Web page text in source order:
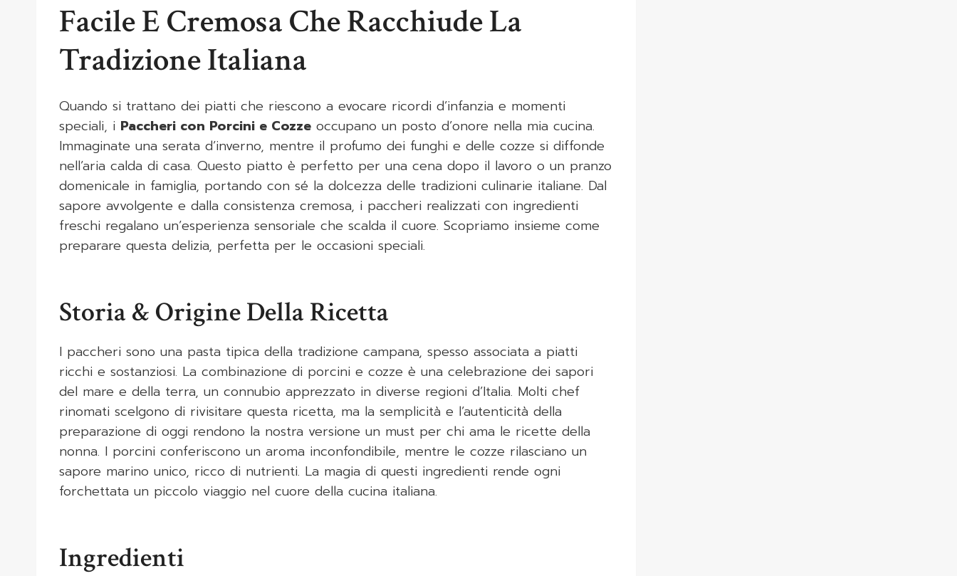
Facile E Cremosa Che Racchiude La
Tradizione Italiana
Quando si trattano dei piatti che riescono a evocare ricordi d’infanzia e momenti
speciali, i Paccheri con Porcini e Cozze occupano un posto d’onore nella mia cucina.
Immaginate una serata d’inverno, mentre il profumo dei funghi e delle cozze si diffonde
nell’aria calda di casa. Questo piatto è perfetto per una cena dopo il lavoro o un pranzo
domenicale in famiglia, portando con sé la dolcezza delle tradizioni culinarie italiane. Dal
sapore avvolgente e dalla consistenza cremosa, i paccheri realizzati con ingredienti
freschi regalano un’esperienza sensoriale che scalda il cuore. Scopriamo insieme come
preparare questa delizia, perfetta per le occasioni speciali.
Storia & Origine Della Ricetta
I paccheri sono una pasta tipica della tradizione campana, spesso associata a piatti
ricchi e sostanziosi. La combinazione di porcini e cozze è una celebrazione dei sapori
del mare e della terra, un connubio apprezzato in diverse regioni d’Italia. Molti chef
rinomati scelgono di rivisitare questa ricetta, ma la semplicità e l’autenticità della
preparazione di oggi rendono la nostra versione un must per chi ama le ricette della
nonna. I porcini conferiscono un aroma inconfondibile, mentre le cozze rilasciano un
sapore marino unico, ricco di nutrienti. La magia di questi ingredienti rende ogni
forchettata un piccolo viaggio nel cuore della cucina italiana.
Ingredienti